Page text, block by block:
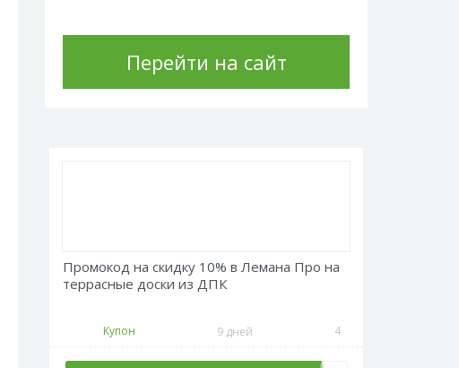
Перейти на сайт
Промокод на скидку 10% в Лемана Про на
террасные доски из ДПК
Купон 9 дней 4